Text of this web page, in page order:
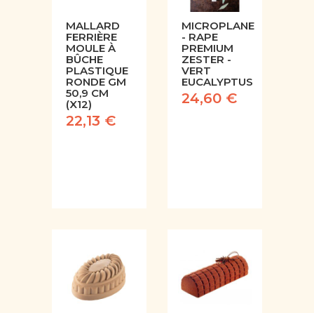
MALLARD
FERRIÈRE
MOULE À
BÛCHE
PLASTIQUE
RONDE GM
50,9 CM
(X12)
22,13 €
MICROPLANE
- RAPE
PREMIUM
ZESTER -
VERT
EUCALYPTUS
24,60 €